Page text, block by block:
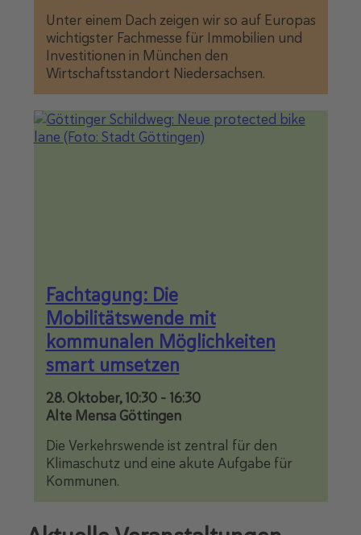
Unter einem Dach zeigen wir so auf Europas
wichtigster Fachmesse für Immobilien und
Investitionen in München den
Wirtschaftsstandort Niedersachsen.
Fachtagung: Die
Mobilitätswende mit
kommunalen Möglichkeiten
smart umsetzen
Die Verkehrswende ist zentral für den
Klimaschutz und eine akute Aufgabe für
Kommunen.
28. Oktober, 10:30- 16:30
Alte Mensa Göttingen